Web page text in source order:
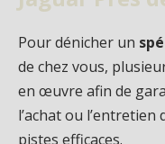
Pour dénicher un
de chez vous,
en œuvre afin de
l’achat ou
pistes efficaces.